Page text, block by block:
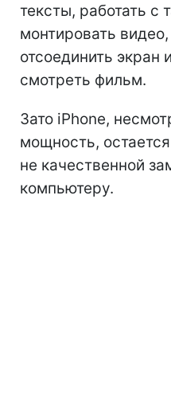
тексты, работать с
монтировать
отсоединить экран
смотреть фильм.
Зато iPhone,
мощность,
не качественной
компьютеру.